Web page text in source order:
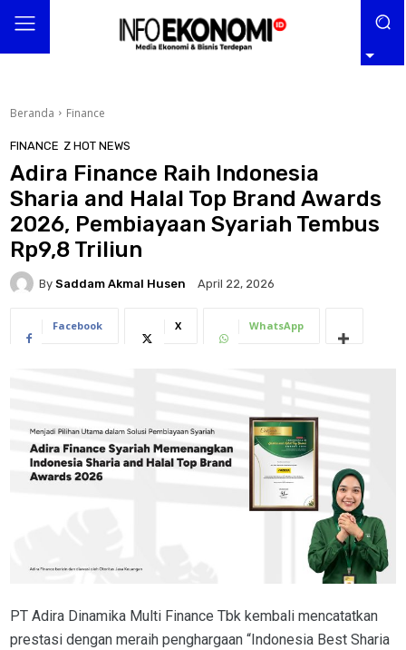
Beranda Finance
FINANCE Z HOT NEWS
Adira Finance Raih Indonesia
Sharia and Halal Top Brand Awards
2026, Pembiayaan Syariah Tembus
Rp9,8 Triliun
By Saddam Akmal Husen April 22, 2026
Facebook X WhatsApp
PT Adira Dinamika Multi Finance Tbk kembali mencatatkan
prestasi dengan meraih penghargaan “Indonesia Best Sharia